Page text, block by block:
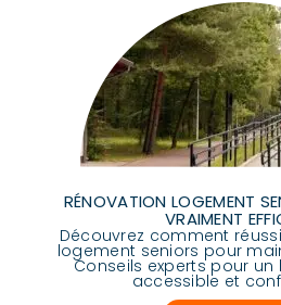
RÉNOVATION LOGEMENT
VRAIMENT
Découvrez comment
logement seniors pour
Conseils experts pour un
accessible et